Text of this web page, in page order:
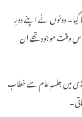
علی خان کو منتخب کیا گیا۔ دونوں نے اپنے دورِ
اس وقت موجود تھے ان
میں جلسہِ عام سے خطاب